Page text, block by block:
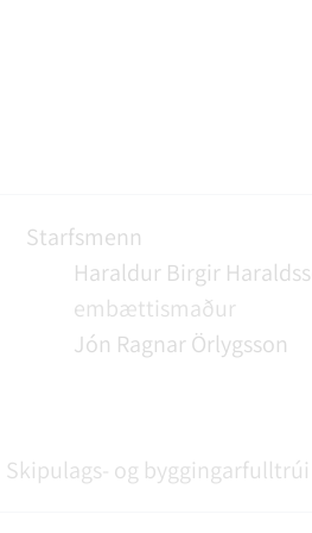
Starfsmenn
Haraldur Birgir
embættismaður
Jón Ragnar Örlygsson
Skipulags- og byggingarfulltrúi